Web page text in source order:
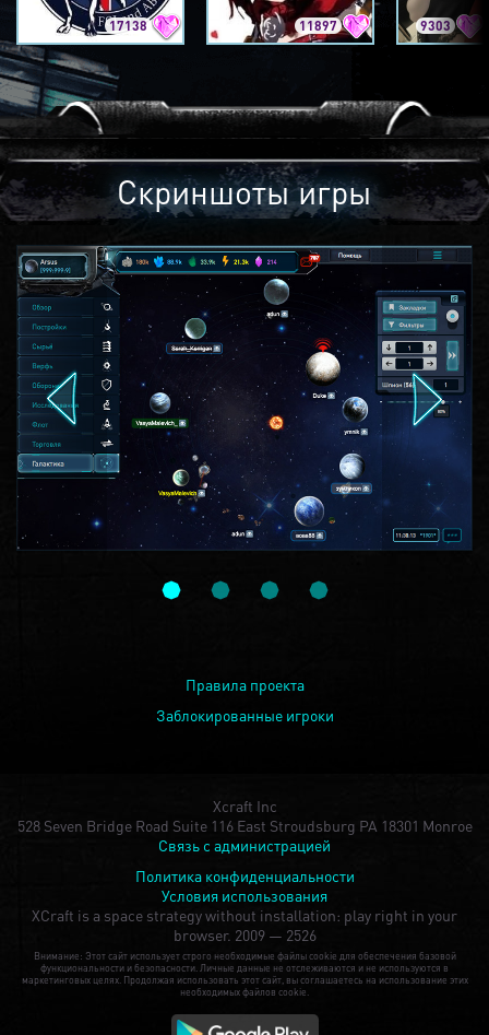
17138 11897 9303
Скриншоты игры
Правила проекта
Заблокированные игроки
Xcraft Inc
528 Seven Bridge Road Suite 116 East Stroudsburg PA 18301 Monroe
Связь с администрацией
Политика конфиденциальности
Условия использования
XCraft is a space strategy without installation: play right in your
browser. 2009 — 2526
Внимание: Этот сайт использует строго необходимые файлы cookie для обеспечения базовой
функциональности и безопасности. Личные данные не отслеживаются и не используются в
маркетинговых целях. Продолжая использовать этот сайт, вы соглашаетесь на использование этих
необходимых файлов cookie.